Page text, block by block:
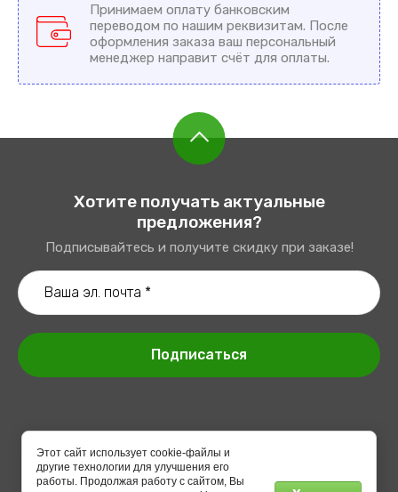
Принимаем оплату банковским
переводом по нашим реквизитам. После
оформления заказа ваш персональный
менеджер направит счёт для оплаты.
Хотите получать актуальные
предложения?
Подписывайтесь и получите скидку при заказе!
Подписаться
© 2024 “ГРАНАДА”
Этот сайт использует cookie-файлы и
другие технологии для улучшения его
работы. Продолжая работу с сайтом, Вы